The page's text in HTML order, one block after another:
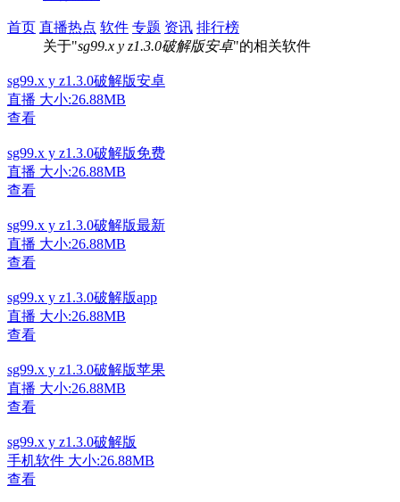
首页 直播热点 软件 专题 资讯 排行榜
关于"sg99.x y z1.3.0破解版安卓"的相关软件
sg99.x y z1.3.0破解版安卓
直播 大小:26.88MB
查看
sg99.x y z1.3.0破解版免费
直播 大小:26.88MB
查看
sg99.x y z1.3.0破解版最新
直播 大小:26.88MB
查看
sg99.x y z1.3.0破解版app
直播 大小:26.88MB
查看
sg99.x y z1.3.0破解版苹果
直播 大小:26.88MB
查看
sg99.x y z1.3.0破解版
手机软件 大小:26.88MB
查看